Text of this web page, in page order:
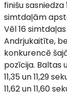
finišu
simtdaļām
Vēl 16
Andrjukaitīte,
konkurencē
pozīcija. Baltas
11,35 un 11,29
11,62 un 11,60